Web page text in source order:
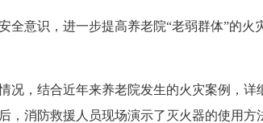
意识，进一步提高养老院“老弱群体”的火
，结合近年来养老院发生的火灾案例，详
，消防救援人员现场演示了灭火器的使用